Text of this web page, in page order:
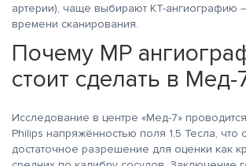
артерии), чаще выбирают КТ-ангиографию
времени сканирования.
Почему МР
стоит сделать в Мед-
Исследование в центре «Мед-7»
Philips напряжённостью поля 1,5 Тесла, что
достаточное разрешение для оценки как